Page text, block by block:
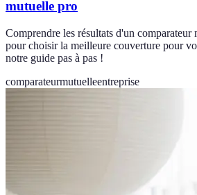
mutuelle pro
Comprendre les résultats d'un comparateur
pour choisir la meilleure couverture pour
notre guide pas à pas !
comparateurmutuelleentreprise